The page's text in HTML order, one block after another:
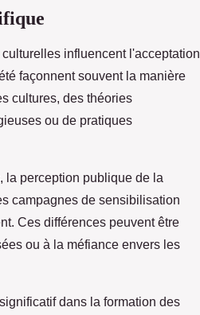
influencent l'acceptation
façonnent souvent la manière
cultures, des théories
ou de pratiques
la perception publique de la
campagnes de sensibilisation
Ces différences peuvent être
ou à la méfiance envers les
dans la formation des